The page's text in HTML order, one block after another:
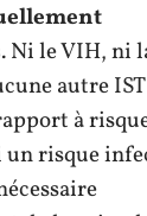
. Ni le VIH, ni
autre
à
risque